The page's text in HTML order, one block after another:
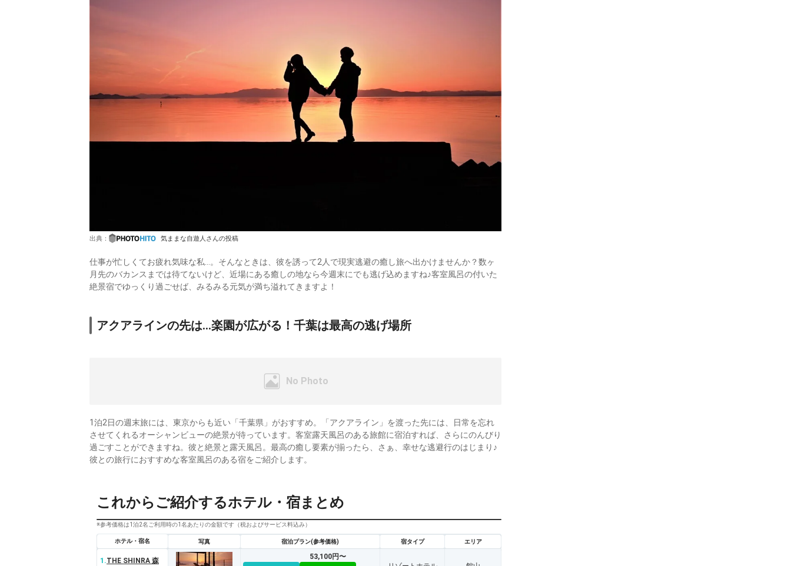
出典： 気ままな自遊人さんの投稿
仕事が忙しくてお疲れ気味な私…。そんなときは、彼を誘って2人で現実逃避の癒し旅へ出かけませんか？数ヶ
月先のバカンスまでは待てないけど、近場にある癒しの地なら今週末にでも逃げ込めますね♪客室風呂の付いた
絶景宿でゆっくり過ごせば、みるみる元気が満ち溢れてきますよ！
アクアラインの先は…楽園が広がる！千葉は最高の逃げ場所
1泊2日の週末旅には、東京からも近い「千葉県」がおすすめ。「アクアライン」を渡った先には、日常を忘れ
させてくれるオーシャンビューの絶景が待っています。客室露天風呂のある旅館に宿泊すれば、さらにのんびり
過ごすことができますね。彼と絶景と露天風呂。最高の癒し要素が揃ったら、さぁ、幸せな逃避行のはじまり♪
彼との旅行におすすめな客室風呂のある宿をご紹介します。
これからご紹介するホテル・宿まとめ
※参考価格は1泊2名ご利用時の1名あたりの金額です（税およびサービス料込み）
ホテル・宿名 写真 宿泊プラン(参考価格) 宿タイプ エリア
1.THE SHINRA 森
53,100円〜